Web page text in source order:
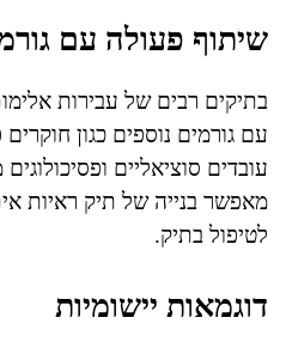
שיתוף פעולה עם
בתיקים רבים של עבירות
עם גורמים נוספים כגון
עובדים סוציאליים
מאפשר בנייה של תיק ראיות
לטיפול בתיק.
דוגמאות יישומיות